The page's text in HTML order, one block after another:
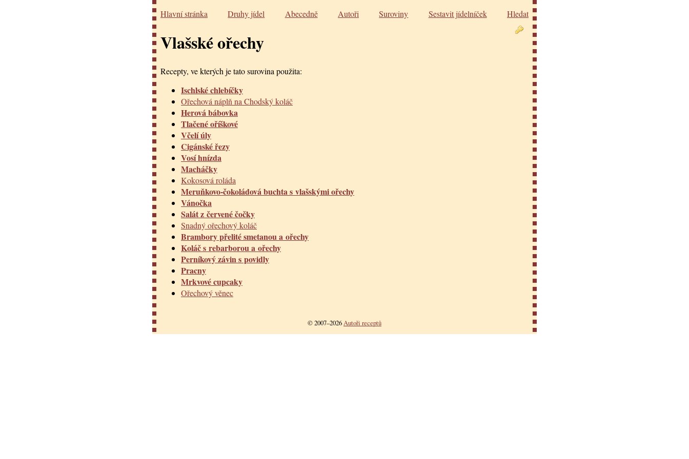
Hlavní stránka Druhy jídel Abecedně Autoři Suroviny Sestavit jídelníček Hledat
Vlašské ořechy
Recepty, ve kterých je tato surovina použita:
Ischlské chlebíčky
Ořechová náplň na Chodský koláč
Herová bábovka
Tlačené oříškové
Včelí úly
Cigánské řezy
Vosí hnízda
Macháčky
Kokosová roláda
Meruňkovo-čokoládová buchta s vlašskými ořechy
Vánočka
Salát z červené čočky
Snadný ořechový koláč
Brambory přelité smetanou a ořechy
Koláč s rebarborou a ořechy
Perníkový závin s povidly
Pracny
Mrkvové cupcaky
Ořechový věnec
© 2007–2026Autoři receptů